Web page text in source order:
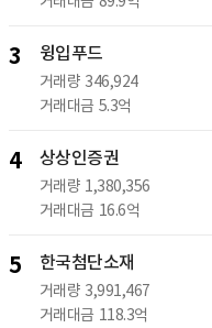
3 윙입푸드
거래량 346,924
거래대금 5.3억
4 상상인증권
거래량 1,380,356
거래대금 16.6억
5 한국첨단소재
거래량 3,991,467
거래대금 118.3억